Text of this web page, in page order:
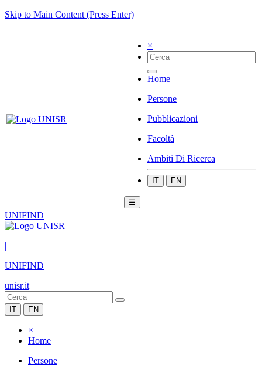
Skip to Main Content (Press Enter)
×
Home
Persone
Pubblicazioni
Facoltà
Ambiti Di Ricerca
IT EN
☰
UNIFIND
|
UNIFIND
unisr.it
IT EN
×
Home
Persone